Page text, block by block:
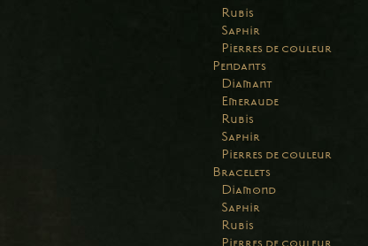
Rubis
Saphir
Pierres de couleur
Pendants
Diamant
Emeraude
Rubis
Saphir
Pierres de couleur
Bracelets
Diamond
Saphir
Rubis
Pierres de couleur